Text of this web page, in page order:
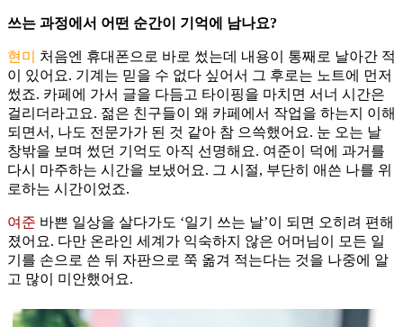
쓰는 과정에서 어떤 순간이 기억에 남나요?
현미
처음엔 휴대폰으로 바로 썼는데 내용이 통째로 날아간 적
이 있어요. 기계는 믿을 수 없다 싶어서 그 후로는 노트에 먼저
썼죠. 카페에 가서 글을 다듬고 타이핑을 마치면 서너 시간은
걸리더라고요. 젊은 친구들이 왜 카페에서 작업을 하는지 이해
되면서, 나도 전문가가 된 것 같아 참 으쓱했어요. 눈 오는 날
창밖을 보며 썼던 기억도 아직 선명해요. 여준이 덕에 과거를
다시 마주하는 시간을 보냈어요. 그 시절, 부단히 애쓴 나를 위
로하는 시간이었죠.
여준 바쁜 일상을 살다가도 ‘일기 쓰는 날’이 되면 오히려 편해
졌어요. 다만 온라인 세계가 익숙하지 않은 어머님이 모든 일
기를 손으로 쓴 뒤 자판으로 쭉 옮겨 적는다는 것을 나중에 알
고 많이 미안했어요.